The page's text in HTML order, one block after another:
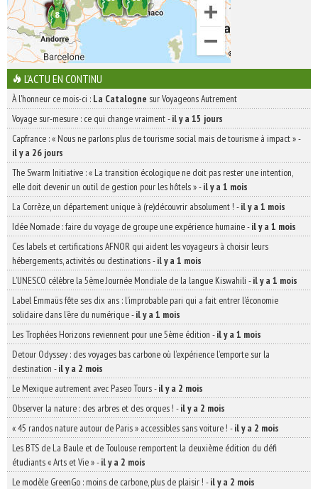
L'ACTU EN CONTINU
À l'honneur ce mois-ci : La Catalogne sur Voyageons Autrement
Voyage sur-mesure : ce qui change vraiment-il y a 15 jours
Capfrance : « Nous ne parlons plus de tourisme social mais de tourisme à impact »-
il y a 26 jours
The Swarm Initiative : « La transition écologique ne doit pas rester une intention,
elle doit devenir un outil de gestion pour les hôtels »-il y a 1 mois
La Corrèze, un département unique à (re)découvrir absolument ! -il y a 1 mois
Idée Nomade : faire du voyage de groupe une expérience humaine-il y a 1 mois
Ces labels et certifications AFNOR qui aident les voyageurs à choisir leurs
hébergements, activités ou destinations-il y a 1 mois
L’UNESCO célèbre la 5ème Journée Mondiale de la langue Kiswahili -il y a 1 mois
Label Emmaüs fête ses dix ans : l’improbable pari qui a fait entrer l’économie
solidaire dans l’ère du numérique-il y a 1 mois
Les Trophées Horizons reviennent pour une 5ème édition -il y a 1 mois
Detour Odyssey : des voyages bas carbone où l’expérience l’emporte sur la
destination -il y a 2 mois
Le Mexique autrement avec Paseo Tours-il y a 2 mois
Observer la nature : des arbres et des orques ! -il y a 2 mois
« 45 randos nature autour de Paris » accessibles sans voiture ! -il y a 2 mois
Les BTS de La Baule et de Toulouse remportent la deuxième édition du défi
étudiants « Arts et Vie »-il y a 2 mois
Le modèle GreenGo : moins de carbone, plus de plaisir ! -il y a 2 mois